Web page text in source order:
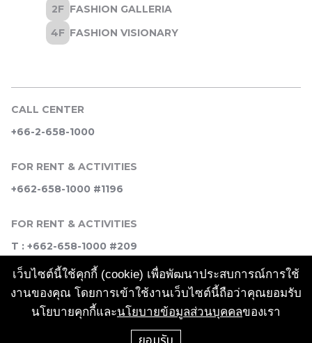
เว็บไซต์นี้ใช้คุกกี้ (cookie) เพื่อพัฒนาประสบการณ์การใช้
งานของคุณ โดยการเข้าใช้งานเว็บไซต์นี้ถือว่าคุณยอมรับ
นโยบายคุกกี้และนโยบายข้อมูลส่วนบุคคลของเรา
ยอมรับ
CALL CENTER
+66-2-658-1000
FOR RENT & ACTIVITIES
+662-658-1000 #1196
FOR RENT & ACTIVITIES
T : +662-658-1000 #209
SOCIAL MEDIA